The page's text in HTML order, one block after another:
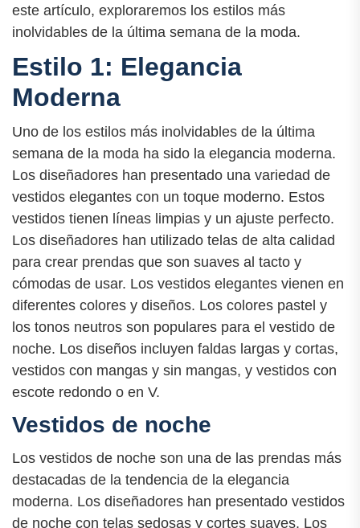
este artículo, exploraremos los estilos más
inolvidables de la última semana de la moda.
Estilo 1: Elegancia
Moderna
Uno de los estilos más inolvidables de la última
semana de la moda ha sido la elegancia moderna.
Los diseñadores han presentado una variedad de
vestidos elegantes con un toque moderno. Estos
vestidos tienen líneas limpias y un ajuste perfecto.
Los diseñadores han utilizado telas de alta calidad
para crear prendas que son suaves al tacto y
cómodas de usar. Los vestidos elegantes vienen en
diferentes colores y diseños. Los colores pastel y
los tonos neutros son populares para el vestido de
noche. Los diseños incluyen faldas largas y cortas,
vestidos con mangas y sin mangas, y vestidos con
escote redondo o en V.
Vestidos de noche
Los vestidos de noche son una de las prendas más
destacadas de la tendencia de la elegancia
moderna. Los diseñadores han presentado vestidos
de noche con telas sedosas y cortes suaves. Los